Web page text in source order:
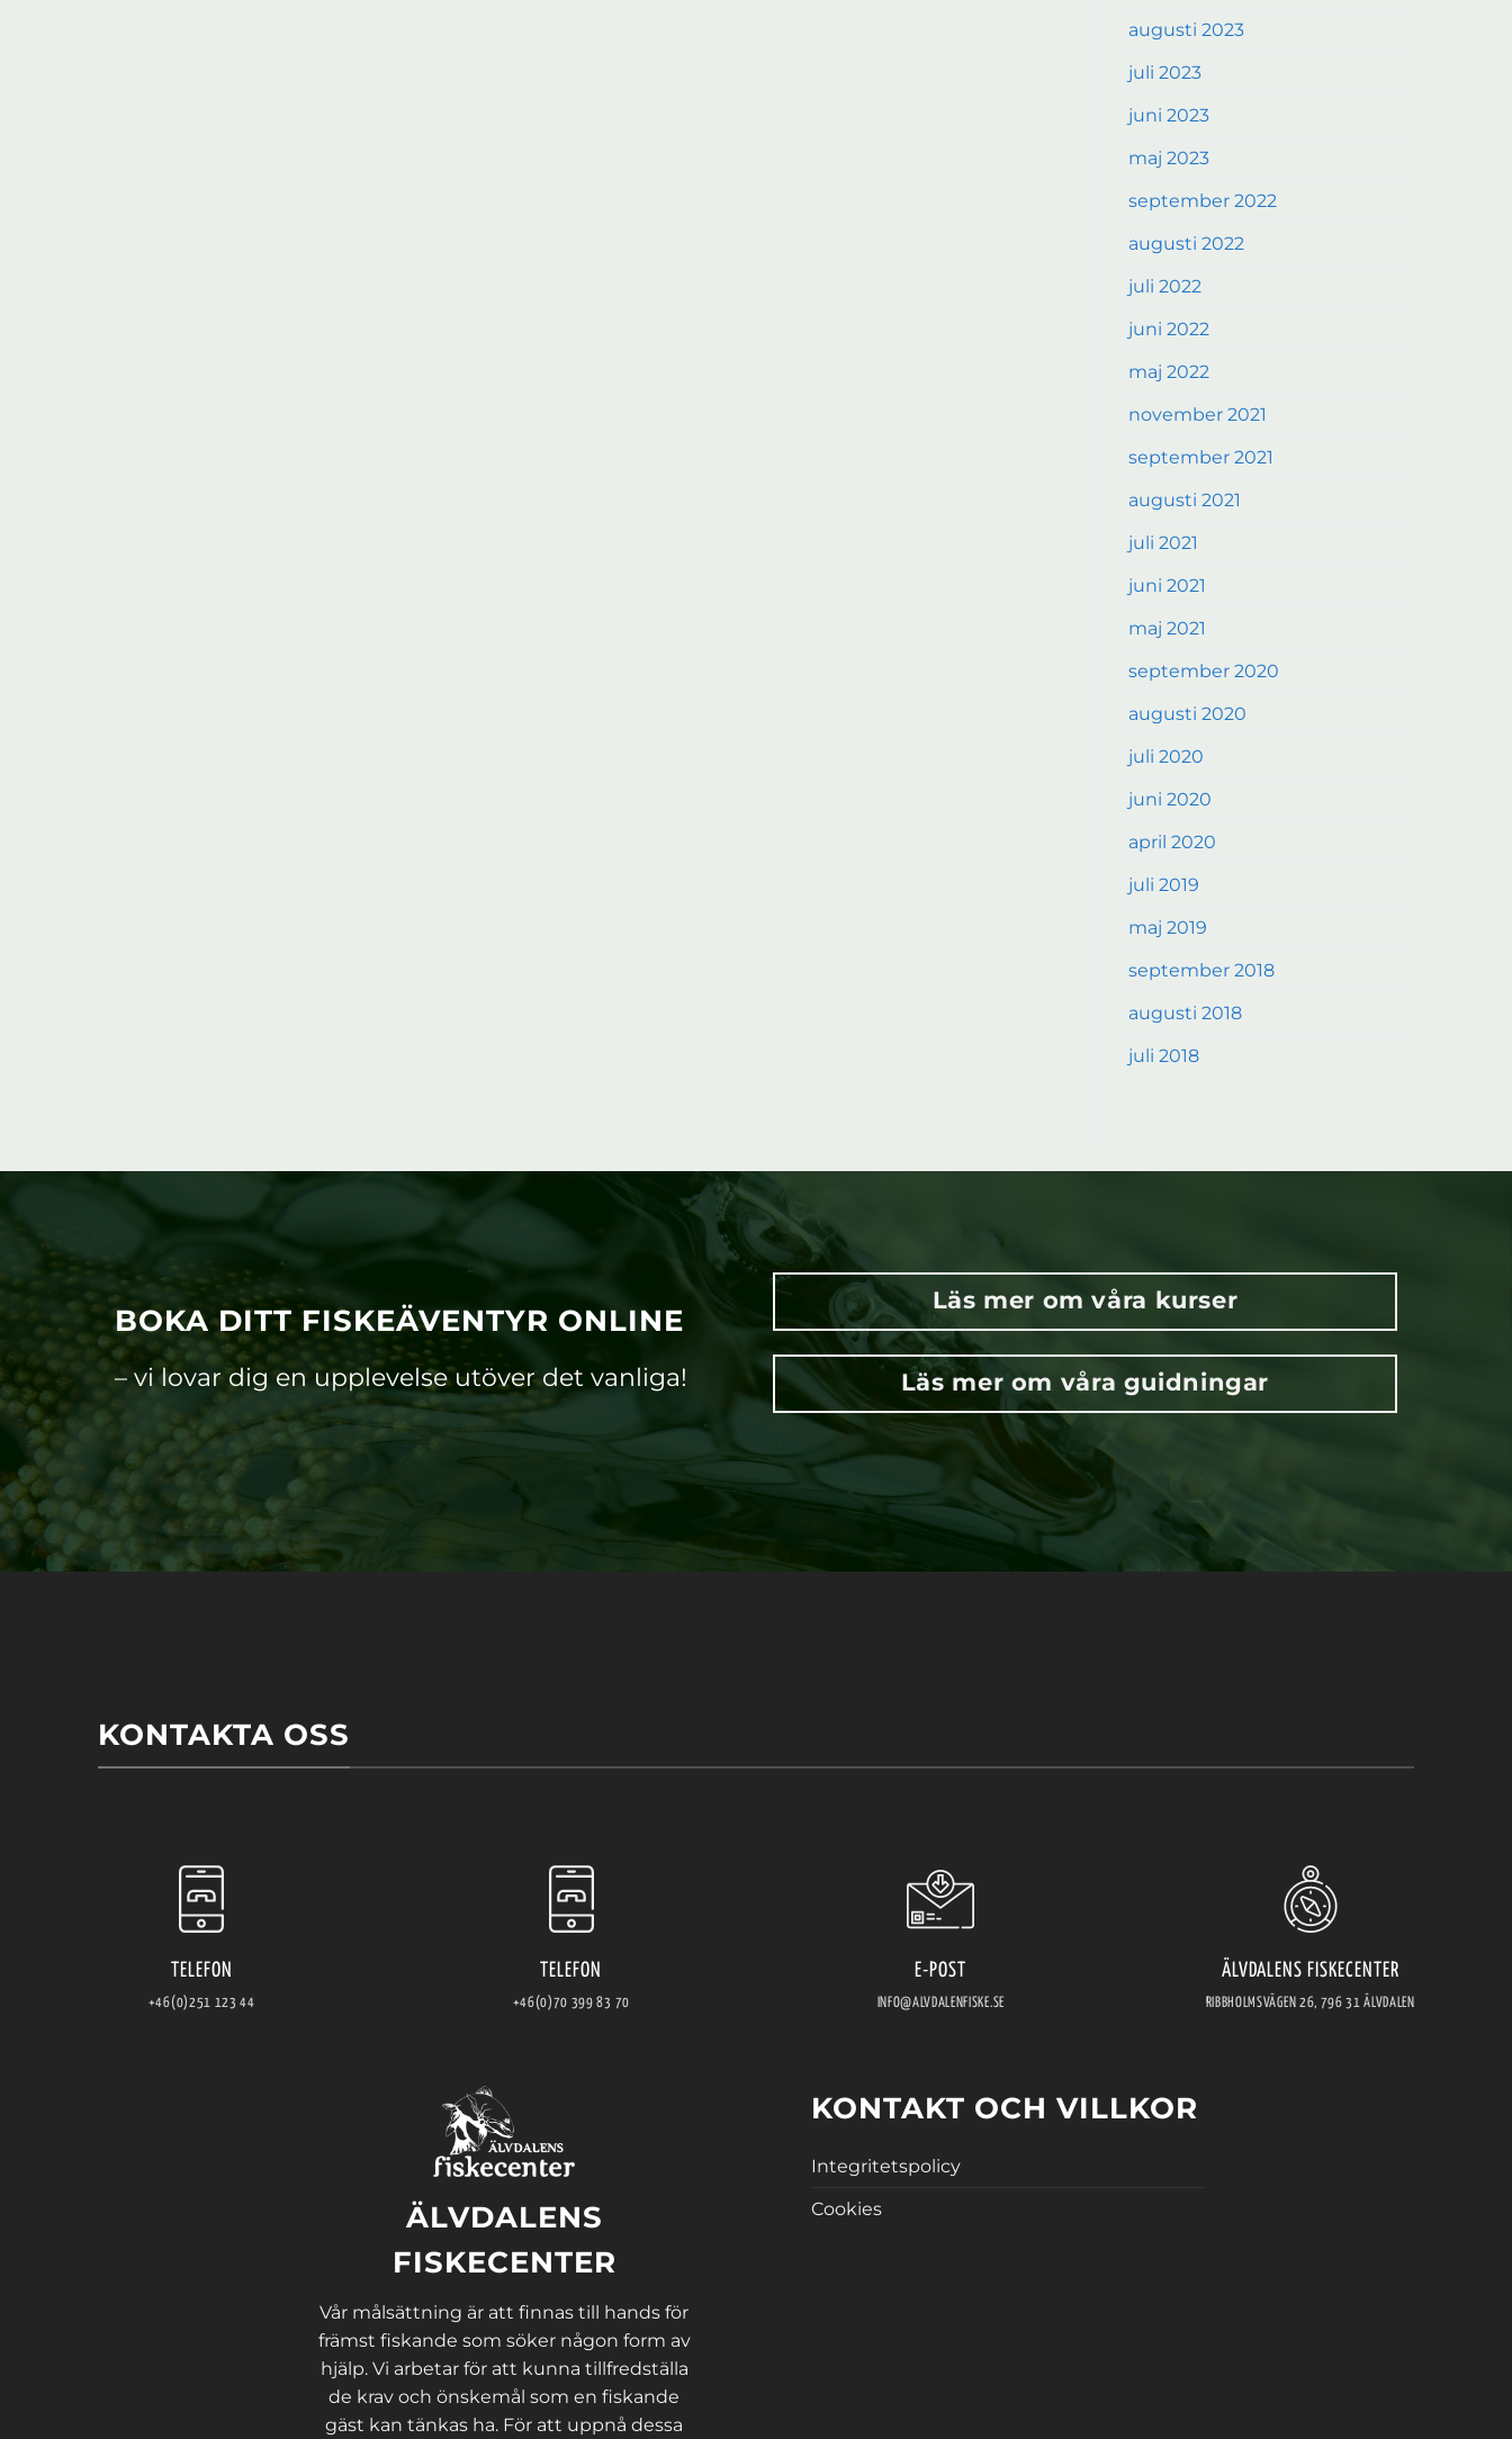
augusti 2023
juli 2023
juni 2023
maj 2023
september 2022
augusti 2022
juli 2022
juni 2022
maj 2022
november 2021
september 2021
augusti 2021
juli 2021
juni 2021
maj 2021
september 2020
augusti 2020
juli 2020
juni 2020
april 2020
juli 2019
maj 2019
september 2018
augusti 2018
juli 2018
BOKA DITT FISKEÄVENTYR ONLINE
– vi lovar dig en upplevelse utöver det vanliga!
Läs mer om våra kurser
Läs mer om våra guidningar
KONTAKTA OSS
TELEFON
+46(0)251 123 44
TELEFON
+46(0)70 399 83 70
E-POST
INFO@ALVDALENFISKE.SE
ÄLVDALENS FISKECENTER
RIBBHOLMSVÄGEN 26, 796 31 ÄLVDALEN
ÄLVDALENS
FISKECENTER
Vår målsättning är att finnas till hands för
främst fiskande som söker någon form av
hjälp. Vi arbetar för att kunna tillfredställa
de krav och önskemål som en fiskande
gäst kan tänkas ha. För att uppnå dessa
KONTAKT OCH VILLKOR
Integritetspolicy
Cookies